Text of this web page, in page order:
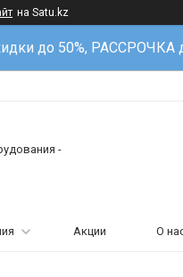
на Satu.kz
до 50%,
-
Акции О